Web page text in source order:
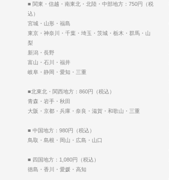
■ 関東・信越・南東北・北陸・中部地方：750円（税
込）
宮城・山形・福島
東京・神奈川・千葉・埼玉・茨城・栃木・群馬・山
梨
新潟・長野
富山・石川・福井
岐阜・静岡・愛知・三重
■北東北・関西地方：860円（税込）
青森・岩手・秋田
大阪・京都・兵庫・奈良・滋賀・和歌山・三重
■ 中国地方：980円（税込）
鳥取・島根・岡山・広島・山口
■ 四国地方：1,080円（税込）
徳島・香川・愛媛・高知